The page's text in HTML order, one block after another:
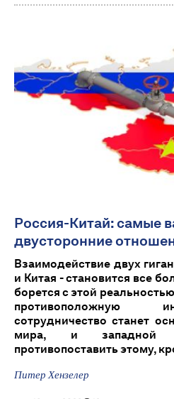
Россия-Китай: самые
двусторонние
Взаимодействие двух
и Китая - становится все
борется с этой
противоположную
сотрудничество станет
мира, и западной
противопоставить этому,
Питер Хензелер